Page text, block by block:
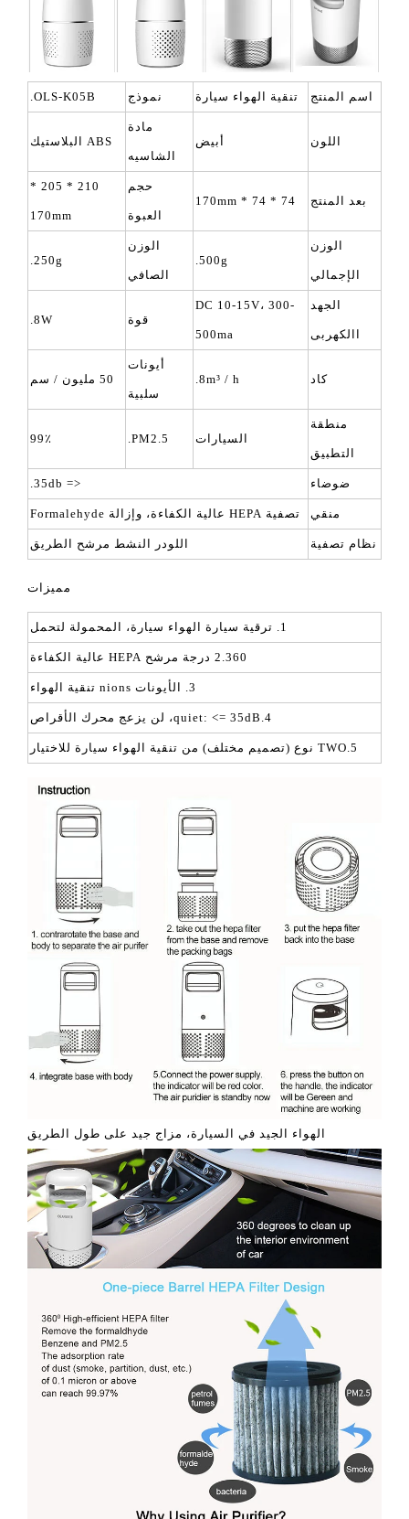
اسم المنتج تنقية الهواء سيارة نموذج OLS-K05B.
اللون أبيض
مادة
الشاسيه
ABS البلاستيك
بعد المنتج 74 * 74 * 170mm
حجم
العبوة
210 * 205 *
170mm
الوزن
الإجمالي
500g.
الوزن
الصافي
250g.
الجهد
االكهربى
DC 10-15V، 300-
500ma
قوة 8W.
كاد 8m³ / h.
أيونات
سلبية
50 مليون / سم
منطقة
التطبيق
السيارات PM2.5. 99٪
ضوضاء <= 35db.
منقي تصفية HEPA عالية الكفاءة، وإزالة Formalehyde
نظام تصفية اللودر النشط مرشح الطريق
مميزات
1. ترقية سيارة الهواء سيارة، المحمولة لتحمل
2.360 درجة مرشح HEPA عالية الكفاءة
3. الأيونات nions تنقية الهواء
4.quiet: <= 35dB، لن يزعج محرك الأقراص
5.TWO نوع (تصميم مختلف) من تنقية الهواء سيارة للاختيار
الهواء الجيد في السيارة، مزاج جيد على طول الطريق